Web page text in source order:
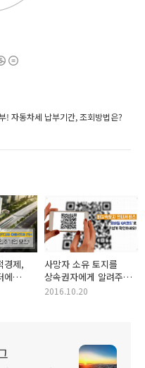
! 자동차세 납부기간, 조회방법은?
경제,
에
십니다!
사망자 소유 토지를
상속권자에게 알려주는
'비상속토지 안내서비스'
2016.10.20